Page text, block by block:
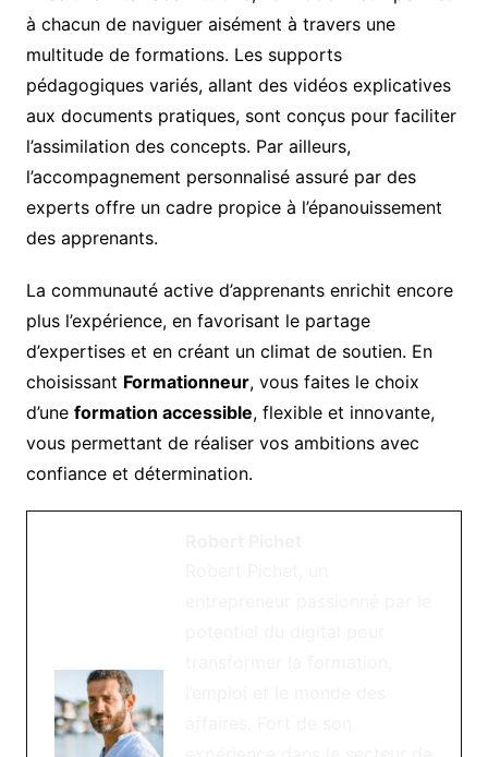
à chacun de naviguer aisément à travers une
multitude de formations. Les supports
pédagogiques variés, allant des vidéos explicatives
aux documents pratiques, sont conçus pour faciliter
l’assimilation des concepts. Par ailleurs,
l’accompagnement personnalisé assuré par des
experts offre un cadre propice à l’épanouissement
des apprenants.
La communauté active d’apprenants enrichit encore
plus l’expérience, en favorisant le partage
d’expertises et en créant un climat de soutien. En
choisissant Formationneur, vous faites le choix
d’une formation accessible, flexible et innovante,
vous permettant de réaliser vos ambitions avec
confiance et détermination.